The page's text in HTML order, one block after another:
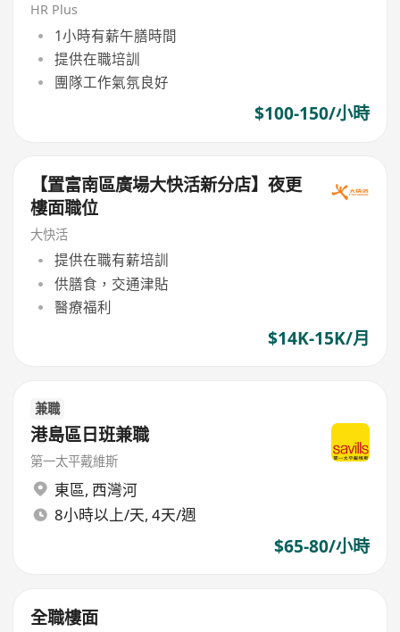
HR Plus
1小時有薪午膳時間
提供在職培訓
團隊工作氣氛良好
$100-150/小時
【置富南區廣場大快活新分店】夜更
樓面職位
大快活
提供在職有薪培訓
供膳食，交通津貼
醫療福利
$14K-15K/月
兼職
港島區日班兼職
第一太平戴維斯
東區, 西灣河
8小時以上/天, 4天/週
$65-80/小時
全職樓面